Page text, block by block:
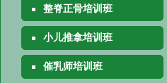
整脊正骨培训班
小儿推拿培训班
催乳师培训班